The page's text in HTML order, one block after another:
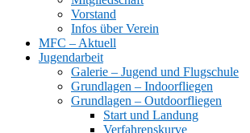
Vorstand
Infos über Verein
MFC – Aktuell
Jugendarbeit
Galerie – Jugend und Flugschule
Grundlagen – Indoorfliegen
Grundlagen – Outdoorfliegen
Start und Landung
Verfahrenskurve